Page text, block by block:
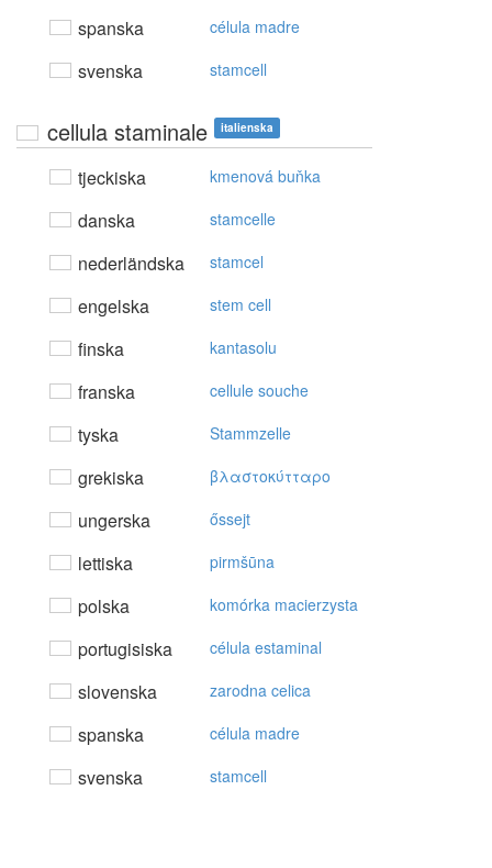
spanska célula madre
svenska stamcell
cellula staminale italienska
tjeckiska kmenová buňka
danska stamcelle
nederländska stamcel
engelska stem cell
finska kantasolu
franska cellule souche
tyska Stammzelle
grekiska βλαστoκύτταρo
ungerska őssejt
lettiska pirmšūna
polska komórka macierzysta
portugisiska célula estaminal
slovenska zarodna celica
spanska célula madre
svenska stamcell